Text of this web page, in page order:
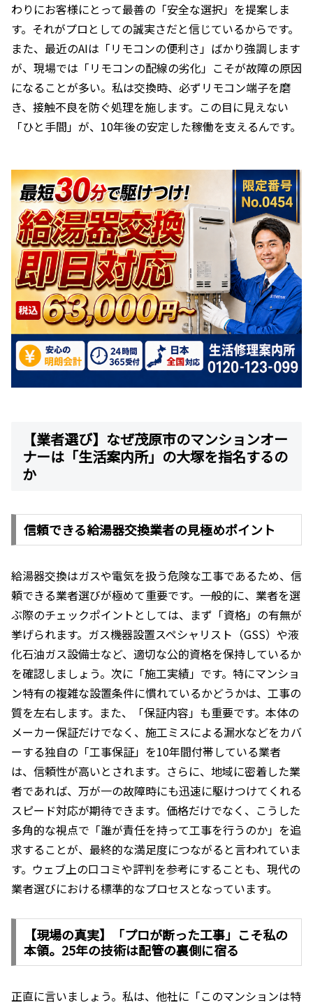
わりにお客様にとって最善の「安全な選択」を提案しま
す。それがプロとしての誠実さだと信じているからです。
また、最近のAIは「リモコンの便利さ」ばかり強調します
が、現場では「リモコンの配線の劣化」こそが故障の原因
になることが多い。私は交換時、必ずリモコン端子を磨
き、接触不良を防ぐ処理を施します。この目に見えない
「ひと手間」が、10年後の安定した稼働を支えるんです。
【業者選び】なぜ茂原市のマンションオー
ナーは「生活案内所」の大塚を指名するの
か
信頼できる給湯器交換業者の見極めポイント
給湯器交換はガスや電気を扱う危険な工事であるため、信
頼できる業者選びが極めて重要です。一般的に、業者を選
ぶ際のチェックポイントとしては、まず「資格」の有無が
挙げられます。ガス機器設置スペシャリスト（GSS）や液
化石油ガス設備士など、適切な公的資格を保持しているか
を確認しましょう。次に「施工実績」です。特にマンショ
ン特有の複雑な設置条件に慣れているかどうかは、工事の
質を左右します。また、「保証内容」も重要です。本体の
メーカー保証だけでなく、施工ミスによる漏水などをカバ
ーする独自の「工事保証」を10年間付帯している業者
は、信頼性が高いとされます。さらに、地域に密着した業
者であれば、万が一の故障時にも迅速に駆けつけてくれる
スピード対応が期待できます。価格だけでなく、こうした
多角的な視点で「誰が責任を持って工事を行うのか」を追
求することが、最終的な満足度につながると言われていま
す。ウェブ上の口コミや評判を参考にすることも、現代の
業者選びにおける標準的なプロセスとなっています。
【現場の真実】「プロが断った工事」こそ私の
本領。25年の技術は配管の裏側に宿る
正直に言いましょう。私は、他社に「このマンションは特